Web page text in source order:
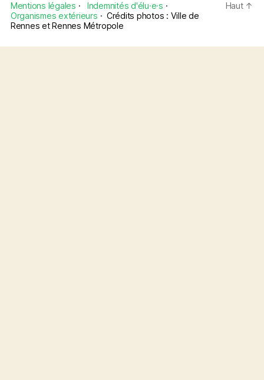
Mentions légales · Indemnités d'élu·e·s ·
Organismes extérieurs · Crédits photos : Ville de
Rennes et Rennes Métropole
Haut ↑